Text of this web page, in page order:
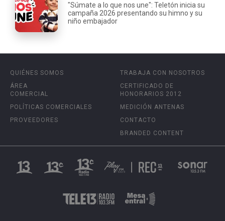
"Súmate a lo que nos une": Teletón inicia su
campaña 2026 presentando su himno y su
niño embajador
QUIÉNES SOMOS
ÁREA
COMERCIAL
POLÍTICAS COMERCIALES
PROVEEDORES
TRABAJA CON NOSOTROS
CERTIFICADO DE
HONORARIOS 2012
MEDICIÓN ANTENAS
CONTACTO
BRANDED CONTENT